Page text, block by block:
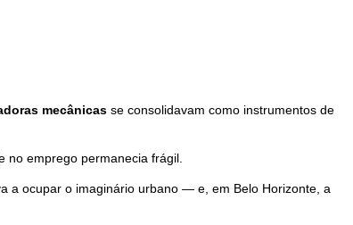
mecânicas se consolidavam como instrumentos de
no emprego permanecia frágil.
a ocupar o imaginário urbano — e, em Belo Horizonte, a